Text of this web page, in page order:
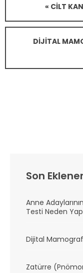
« CILT
DIJITAL
Son
Anne
Testi Neden
Dijital
Zatürre